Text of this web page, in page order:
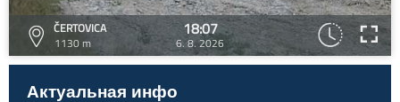
ČERTOVICA
1130 m
18:07
6. 8. 2026
Актуальная инфо